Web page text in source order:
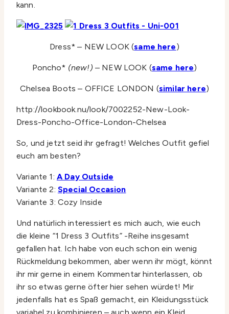
kann.
Dress* – NEW LOOK (same here)
Poncho* (new!)– NEW LOOK (same here)
Chelsea Boots – OFFICE LONDON (similar here)
http://lookbook.nu/look/7002252-New-Look-
Dress-Poncho-Office-London-Chelsea
So, und jetzt seid ihr gefragt! Welches Outfit gefiel
euch am besten?
Variante 1: A Day Outside
Variante 2: Special Occasion
Variante 3: Cozy Inside
Und natürlich interessiert es mich auch, wie euch
die kleine “1 Dress 3 Outfits” -Reihe insgesamt
gefallen hat. Ich habe von euch schon ein wenig
Rückmeldung bekommen, aber wenn ihr mögt, könnt
ihr mir gerne in einem Kommentar hinterlassen, ob
ihr so etwas gerne öfter hier sehen würdet! Mir
jedenfalls hat es Spaß gemacht, ein Kleidungsstück